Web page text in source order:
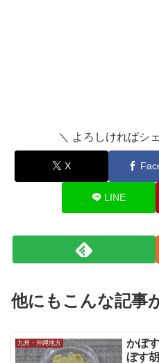
＼ よろしければシ
X
LINE
他にもこんな記事
九州・沖縄地方
かぼ
ぼす